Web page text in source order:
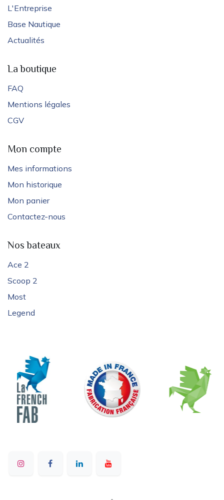
L'Entreprise
Base Nautique
Actualités
La boutique
FAQ
Mentions légales
CGV
Mon compte
Mes informations
Mon historique
Mon panier
Contactez-nous
Nos bateaux
Ace 2
Scoop 2
Most
Legend